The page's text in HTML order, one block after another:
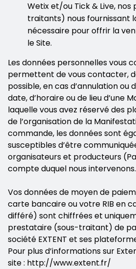
Wetix et/ou Tick & Live,
traitants) nous fournissant
nécessaire pour offrir la
le Site.
Les données personnelles vous
permettent de vous contacter,
possible, en cas d’annulation ou
date, d’horaire ou de lieu d’une
laquelle vous avez réservé des
de l’organisation de la
commande, les données sont
susceptibles d’être
organisateurs et producteurs
compte duquel nous intervenons.
Vos données de moyen de
carte bancaire ou votre RIB en
différé) sont chiffrées et
prestataire (sous-traitant) de
société EXTENT et ses
Pour plus d’informations sur
site : http://www.extent.fr/